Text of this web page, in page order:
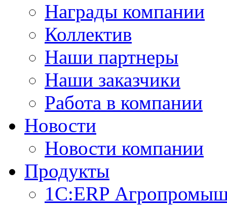
Награды компании
Коллектив
Наши партнеры
Наши заказчики
Работа в компании
Новости
Новости компании
Продукты
1С:ERP